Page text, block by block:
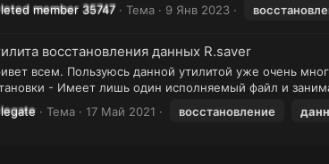
member 35747
Тема 9 Янв 2023
восстановления данных R.saver
всем. Пользуюсь данной утилитой уже очень
- Имеет лишь один исполняемый файл и
Тема 17 Май 2021 восстановление